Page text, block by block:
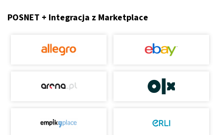
POSNET + Integracja z Marketplace